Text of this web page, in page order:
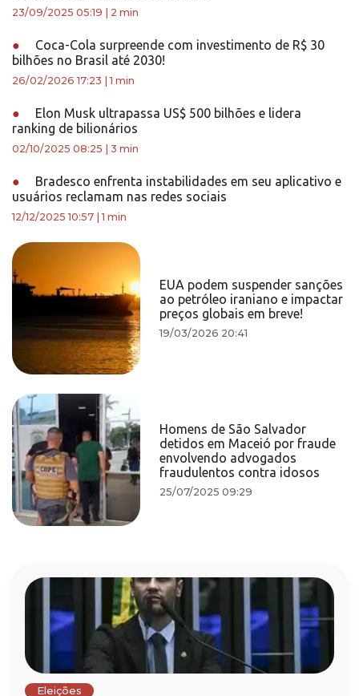
23/09/2025 05:19 2 min
●
Coca-Cola surpreende com investimento de R$ 30
bilhões no Brasil até 2030!
26/02/2026 17:23 |1 min
●
Elon Musk ultrapassa US$ 500 bilhões e lidera
ranking de bilionários
02/10/2025 08:25 3 min
●
Bradesco enfrenta instabilidades em seu aplicativo e
usuários reclamam nas redes sociais
12/12/2025 10:57 |1 min
EUA podem suspender sanções
ao petróleo iraniano e impactar
preços globais em breve!
19/03/2026 20:41
Homens de São Salvador
detidos em Maceió por fraude
envolvendo advogados
fraudulentos contra idosos
25/07/2025 09:29
Eleições